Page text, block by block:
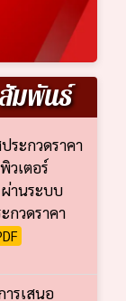
มพันธ์
ระกวดราคา
เตอร์
ผ่านระบบ
กวดราคา
ารเสนอ